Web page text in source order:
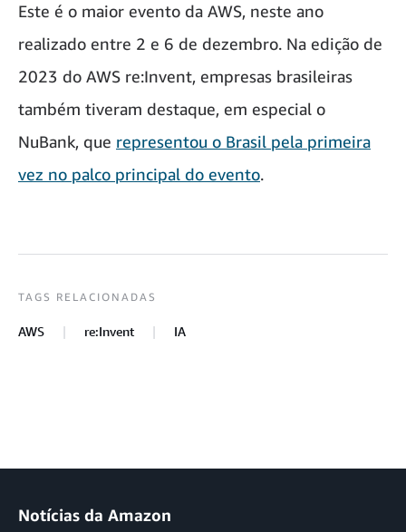
Este é o maior evento da AWS, neste ano
realizado entre 2 e 6 de dezembro. Na edição de
2023 do AWS re:Invent, empresas brasileiras
também tiveram destaque, em especial o
NuBank, que representou o Brasil pela primeira
vez no palco principal do evento.
TAGS RELACIONADAS
AWS re:Invent IA
Notícias da Amazon